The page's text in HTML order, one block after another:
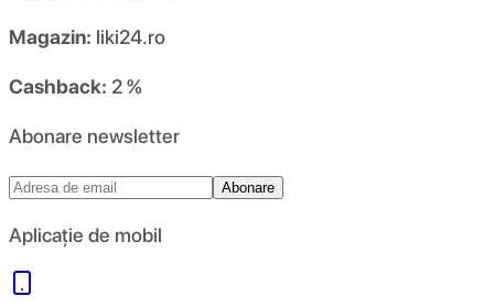
Magazin: liki24.ro
Cashback: 2 %
Abonare newsletter
Abonare
Aplicație de mobil